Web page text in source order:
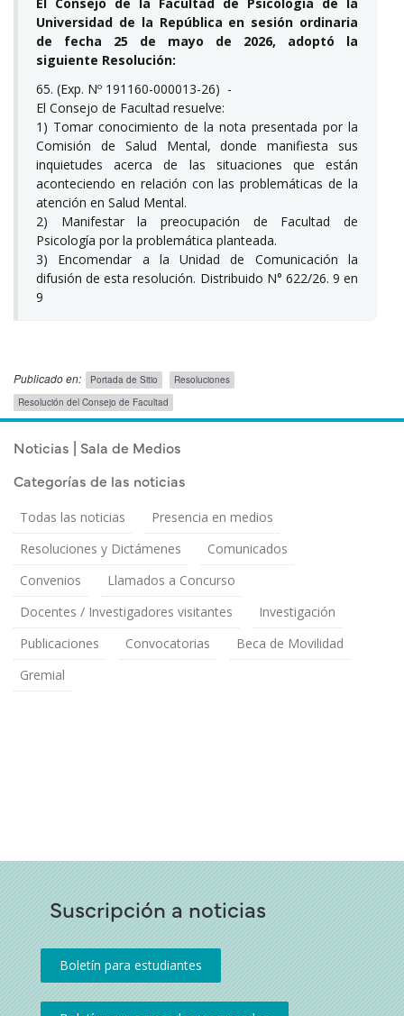
Noticias | Sala de Medios
Categorías de las noticias
Todas las noticias
Presencia en medios
Resoluciones y Dictámenes
Comunicados
Convenios
Llamados a Concurso
Docentes / Investigadores visitantes
Investigación
Publicaciones
Convocatorias
Beca de Movilidad
Gremial
Universidad de la República en sesión ordinaria
de fecha 25 de mayo de 2026, adoptó la
siguiente Resolución:
65. (Exp. Nº 191160-000013-26) -
El Consejo de Facultad resuelve:
1) Tomar conocimiento de la nota presentada por la
Comisión de Salud Mental, donde manifiesta sus
inquietudes acerca de las situaciones que están
aconteciendo en relación con las problemáticas de la
atención en Salud Mental.
2) Manifestar la preocupación de Facultad de
Psicología por la problemática planteada.
3) Encomendar a la Unidad de Comunicación la
difusión de esta resolución. Distribuido N° 622/26. 9 en
9
Publicado en: Portada de Sitio
Resoluciones
Resolución del Consejo de Facultad
Publicado el Lunes 1 Junio, 2026
Suscripción a noticias